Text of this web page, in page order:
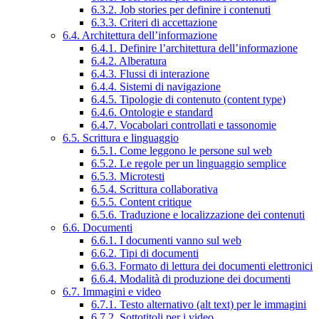
6.3.2. Job stories per definire i contenuti
6.3.3. Criteri di accettazione
6.4. Architettura dell’informazione
6.4.1. Definire l’architettura dell’informazione
6.4.2. Alberatura
6.4.3. Flussi di interazione
6.4.4. Sistemi di navigazione
6.4.5. Tipologie di contenuto (content type)
6.4.6. Ontologie e standard
6.4.7. Vocabolari controllati e tassonomie
6.5. Scrittura e linguaggio
6.5.1. Come leggono le persone sul web
6.5.2. Le regole per un linguaggio semplice
6.5.3. Microtesti
6.5.4. Scrittura collaborativa
6.5.5. Content critique
6.5.6. Traduzione e localizzazione dei contenuti
6.6. Documenti
6.6.1. I documenti vanno sul web
6.6.2. Tipi di documenti
6.6.3. Formato di lettura dei documenti elettronici
6.6.4. Modalità di produzione dei documenti
6.7. Immagini e video
6.7.1. Testo alternativo (alt text) per le immagini